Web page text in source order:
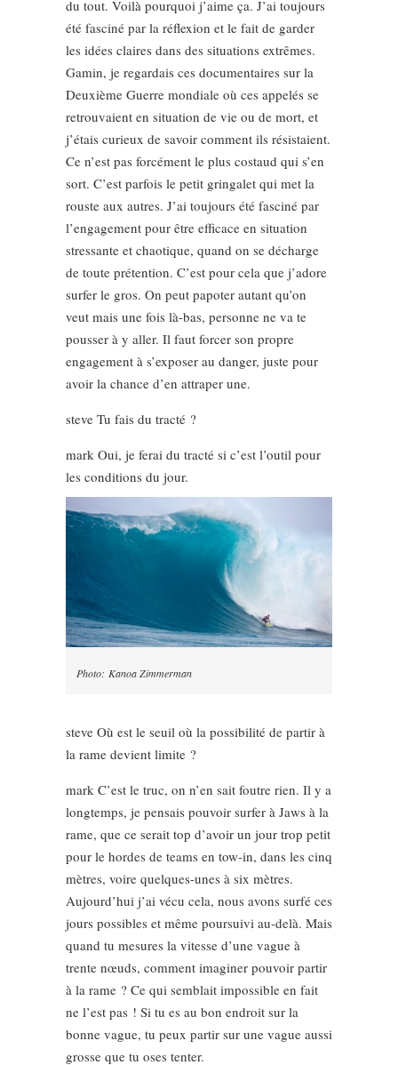
du tout. Voilà pourquoi j’aime ça. J’ai toujours
été fasciné par la réflexion et le fait de garder
les idées claires dans des situations extrêmes.
Gamin, je regardais ces documentaires sur la
Deuxième Guerre mondiale où ces appelés se
retrouvaient en situation de vie ou de mort, et
j’étais curieux de savoir comment ils résistaient.
Ce n’est pas forcément le plus costaud qui s’en
sort. C’est parfois le petit gringalet qui met la
rouste aux autres. J’ai toujours été fasciné par
l’engagement pour être efficace en situation
stressante et chaotique, quand on se décharge
de toute prétention. C’est pour cela que j’adore
surfer le gros. On peut papoter autant qu’on
veut mais une fois là-bas, personne ne va te
pousser à y aller. Il faut forcer son propre
engagement à s’exposer au danger, juste pour
avoir la chance d’en attraper une.
steve Tu fais du tracté ?
mark Oui, je ferai du tracté si c’est l’outil pour
les conditions du jour.
Photo: Kanoa Zimmerman
steve Où est le seuil où la possibilité de partir à
la rame devient limite ?
mark C’est le truc, on n’en sait foutre rien. Il y a
longtemps, je pensais pouvoir surfer à Jaws à la
rame, que ce serait top d’avoir un jour trop petit
pour le hordes de teams en tow-in, dans les cinq
mètres, voire quelques-unes à six mètres.
Aujourd’hui j’ai vécu cela, nous avons surfé ces
jours possibles et même poursuivi au-delà. Mais
quand tu mesures la vitesse d’une vague à
trente nœuds, comment imaginer pouvoir partir
à la rame ? Ce qui semblait impossible en fait
ne l’est pas ! Si tu es au bon endroit sur la
bonne vague, tu peux partir sur une vague aussi
grosse que tu oses tenter.